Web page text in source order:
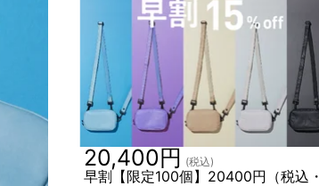
早割【限定100個】20400円（税込・
20,400円 (税込)